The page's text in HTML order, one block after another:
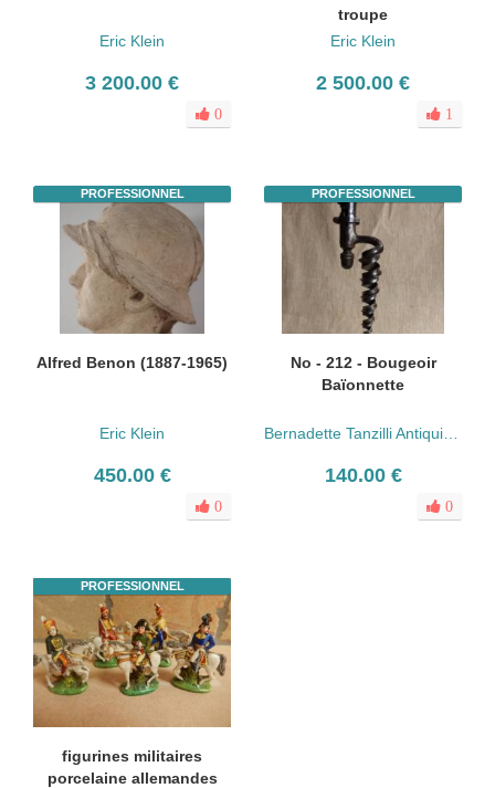
Eric Klein
3 200.00 €
0
troupe
Eric Klein
2 500.00 €
1
PROFESSIONNEL
Alfred Benon (1887-1965)
Eric Klein
450.00 €
0
PROFESSIONNEL
No - 212 - Bougeoir
Baïonnette
Bernadette Tanzilli Antiquités
140.00 €
0
PROFESSIONNEL
figurines militaires
porcelaine allemandes